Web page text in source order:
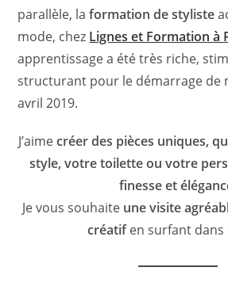
parallèle, laformation de styliste
mode, chez Lignes et Formation à
apprentissage a été très riche,
structurant pour le démarrage de
avril 2019.
J’aimecréer des pièces uniques,
style, votre toilette ou votre
finesse et
Je vous souhaiteune visite
créatifen surfant dans